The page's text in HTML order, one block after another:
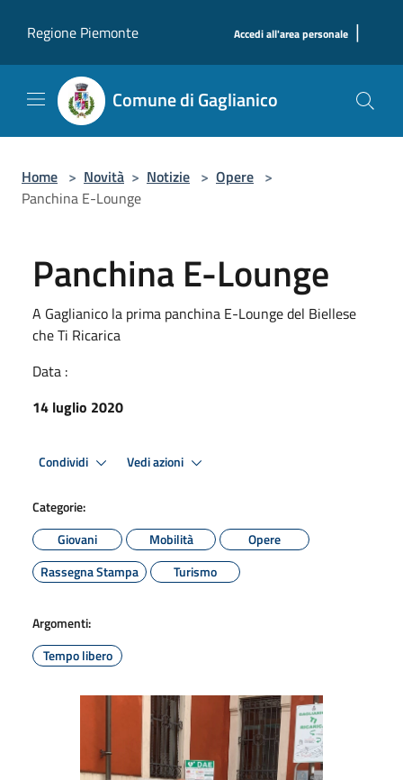
Regione Piemonte
Accedi all'area personale |
Comune di Gaglianico
Home > Novità > Notizie > Opere >
Panchina E-Lounge
Panchina E-Lounge
A Gaglianico la prima panchina E-Lounge del Biellese
che Ti Ricarica
Data :
14 luglio 2020
Condividi Vedi azioni
Categorie:
Giovani
Mobilità
Opere
Rassegna Stampa
Turismo
Argomenti:
Tempo libero